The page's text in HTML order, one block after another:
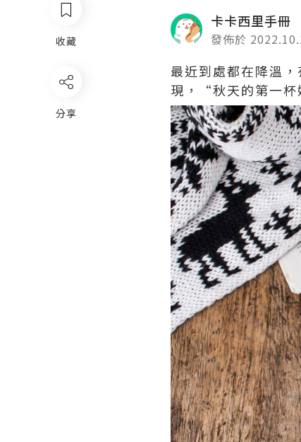
收藏
分享
卡卡西里手冊
發佈於
最近到處都在降溫
現，“秋天的第一杯